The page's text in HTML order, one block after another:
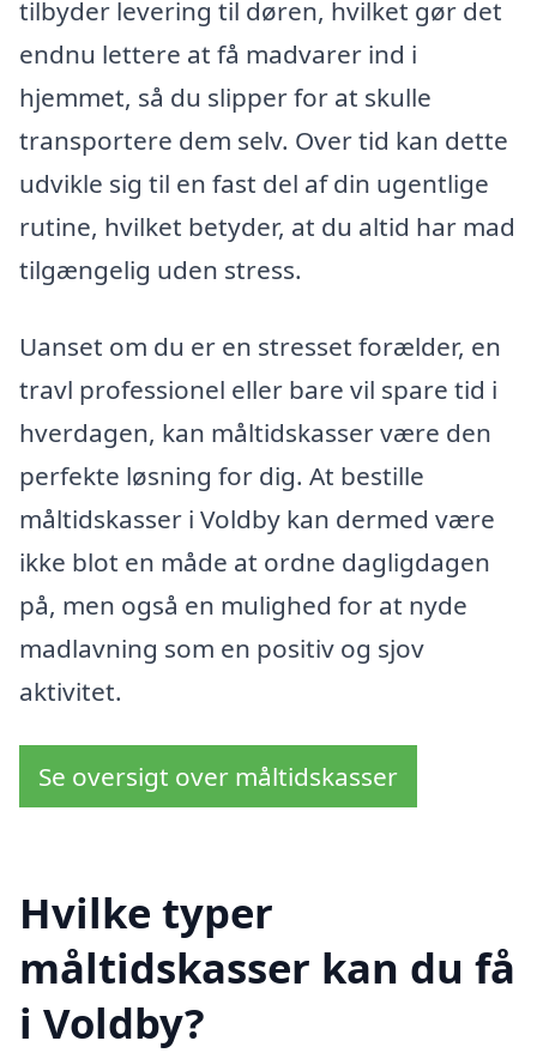
tilbyder levering til døren, hvilket gør det
endnu lettere at få madvarer ind i
hjemmet, så du slipper for at skulle
transportere dem selv. Over tid kan dette
udvikle sig til en fast del af din ugentlige
rutine, hvilket betyder, at du altid har mad
tilgængelig uden stress.
Uanset om du er en stresset forælder, en
travl professionel eller bare vil spare tid i
hverdagen, kan måltidskasser være den
perfekte løsning for dig. At bestille
måltidskasser i Voldby kan dermed være
ikke blot en måde at ordne dagligdagen
på, men også en mulighed for at nyde
madlavning som en positiv og sjov
aktivitet.
Se oversigt over måltidskasser
Hvilke typer
måltidskasser kan du få
i Voldby?